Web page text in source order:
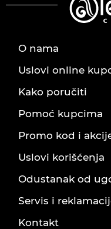
O nama
Uslovi online
Kako poručiti
Pomoć kupcima
Promo kod i
Uslovi korišćenja
Odustanak od
Servis i
Kontakt